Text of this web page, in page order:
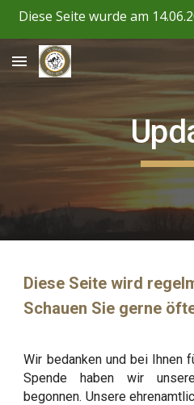
Diese Seite wurde am
Diese Seite wird
Schauen Sie gerne
Wir bedanken und bei Ihnen
Spende haben wir
begonnen. Unsere